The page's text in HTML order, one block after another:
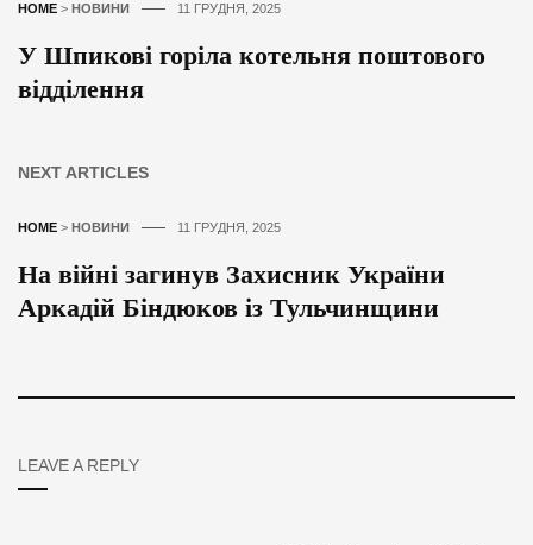
HOME > НОВИНИ 11 ГРУДНЯ, 2025
У Шпикові горіла котельня поштового
відділення
NEXT ARTICLES
HOME > НОВИНИ 11 ГРУДНЯ, 2025
На війні загинув Захисник України
Аркадій Біндюков із Тульчинщини
LEAVE A REPLY